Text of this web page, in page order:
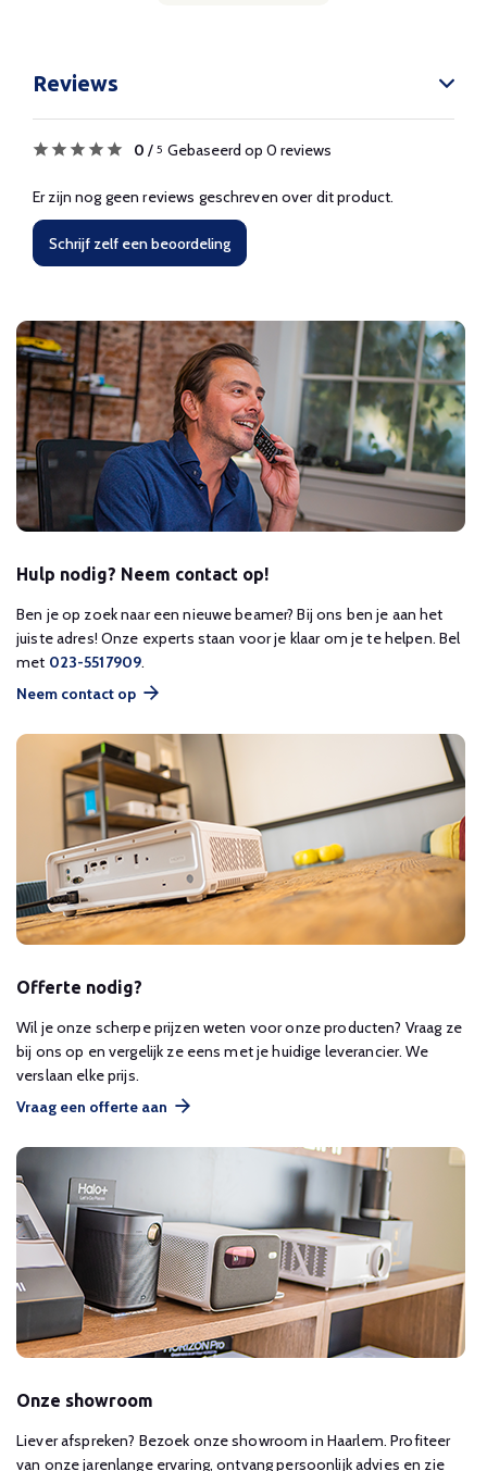
Reviews
0 / 5 Gebaseerd op 0 reviews
Er zijn nog geen reviews geschreven over dit product.
Schrijf zelf een beoordeling
Hulp nodig? Neem contact op!
Ben je op zoek naar een nieuwe beamer? Bij ons ben je aan het
juiste adres! Onze experts staan voor je klaar om je te helpen. Bel
met 023-5517909.
Neem contact op
Offerte nodig?
Wil je onze scherpe prijzen weten voor onze producten? Vraag ze
bij ons op en vergelijk ze eens met je huidige leverancier. We
verslaan elke prijs.
Vraag een offerte aan
Onze showroom
Liever afspreken? Bezoek onze showroom in Haarlem. Profiteer
van onze jarenlange ervaring, ontvang persoonlijk advies en zie